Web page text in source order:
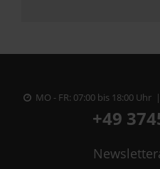
MO - FR: 07:00 bis 18:00 Uhr
+49